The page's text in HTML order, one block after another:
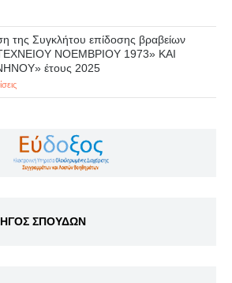
της Συγκλήτου επίδοσης βραβείων
ΝΟΕΜΒΡΙΟΥ 1973» ΚΑΙ
έτους 2025
ΣΠΟΥΔΩΝ